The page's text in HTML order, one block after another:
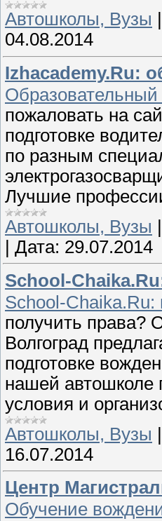
Автошколы, Вузы
04.08.2014
Izhacademy.Ru:
пожаловать на
подготовке
по разным
Лучшие
Автошколы, Вузы
Дата: 29.07.2014
School-
School-
получить права?
Волгоград
подготовке
нашей автошколе
условия и
Автошколы, Вузы |
16.07.2014
Центр
Обучение